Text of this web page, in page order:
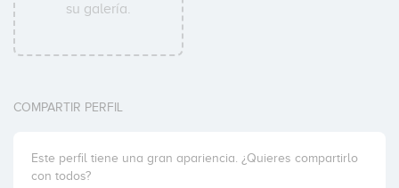
su galería.
COMPARTIR PERFIL
Este perfil tiene una gran apariencia. ¿Quieres compartirlo
con todos?